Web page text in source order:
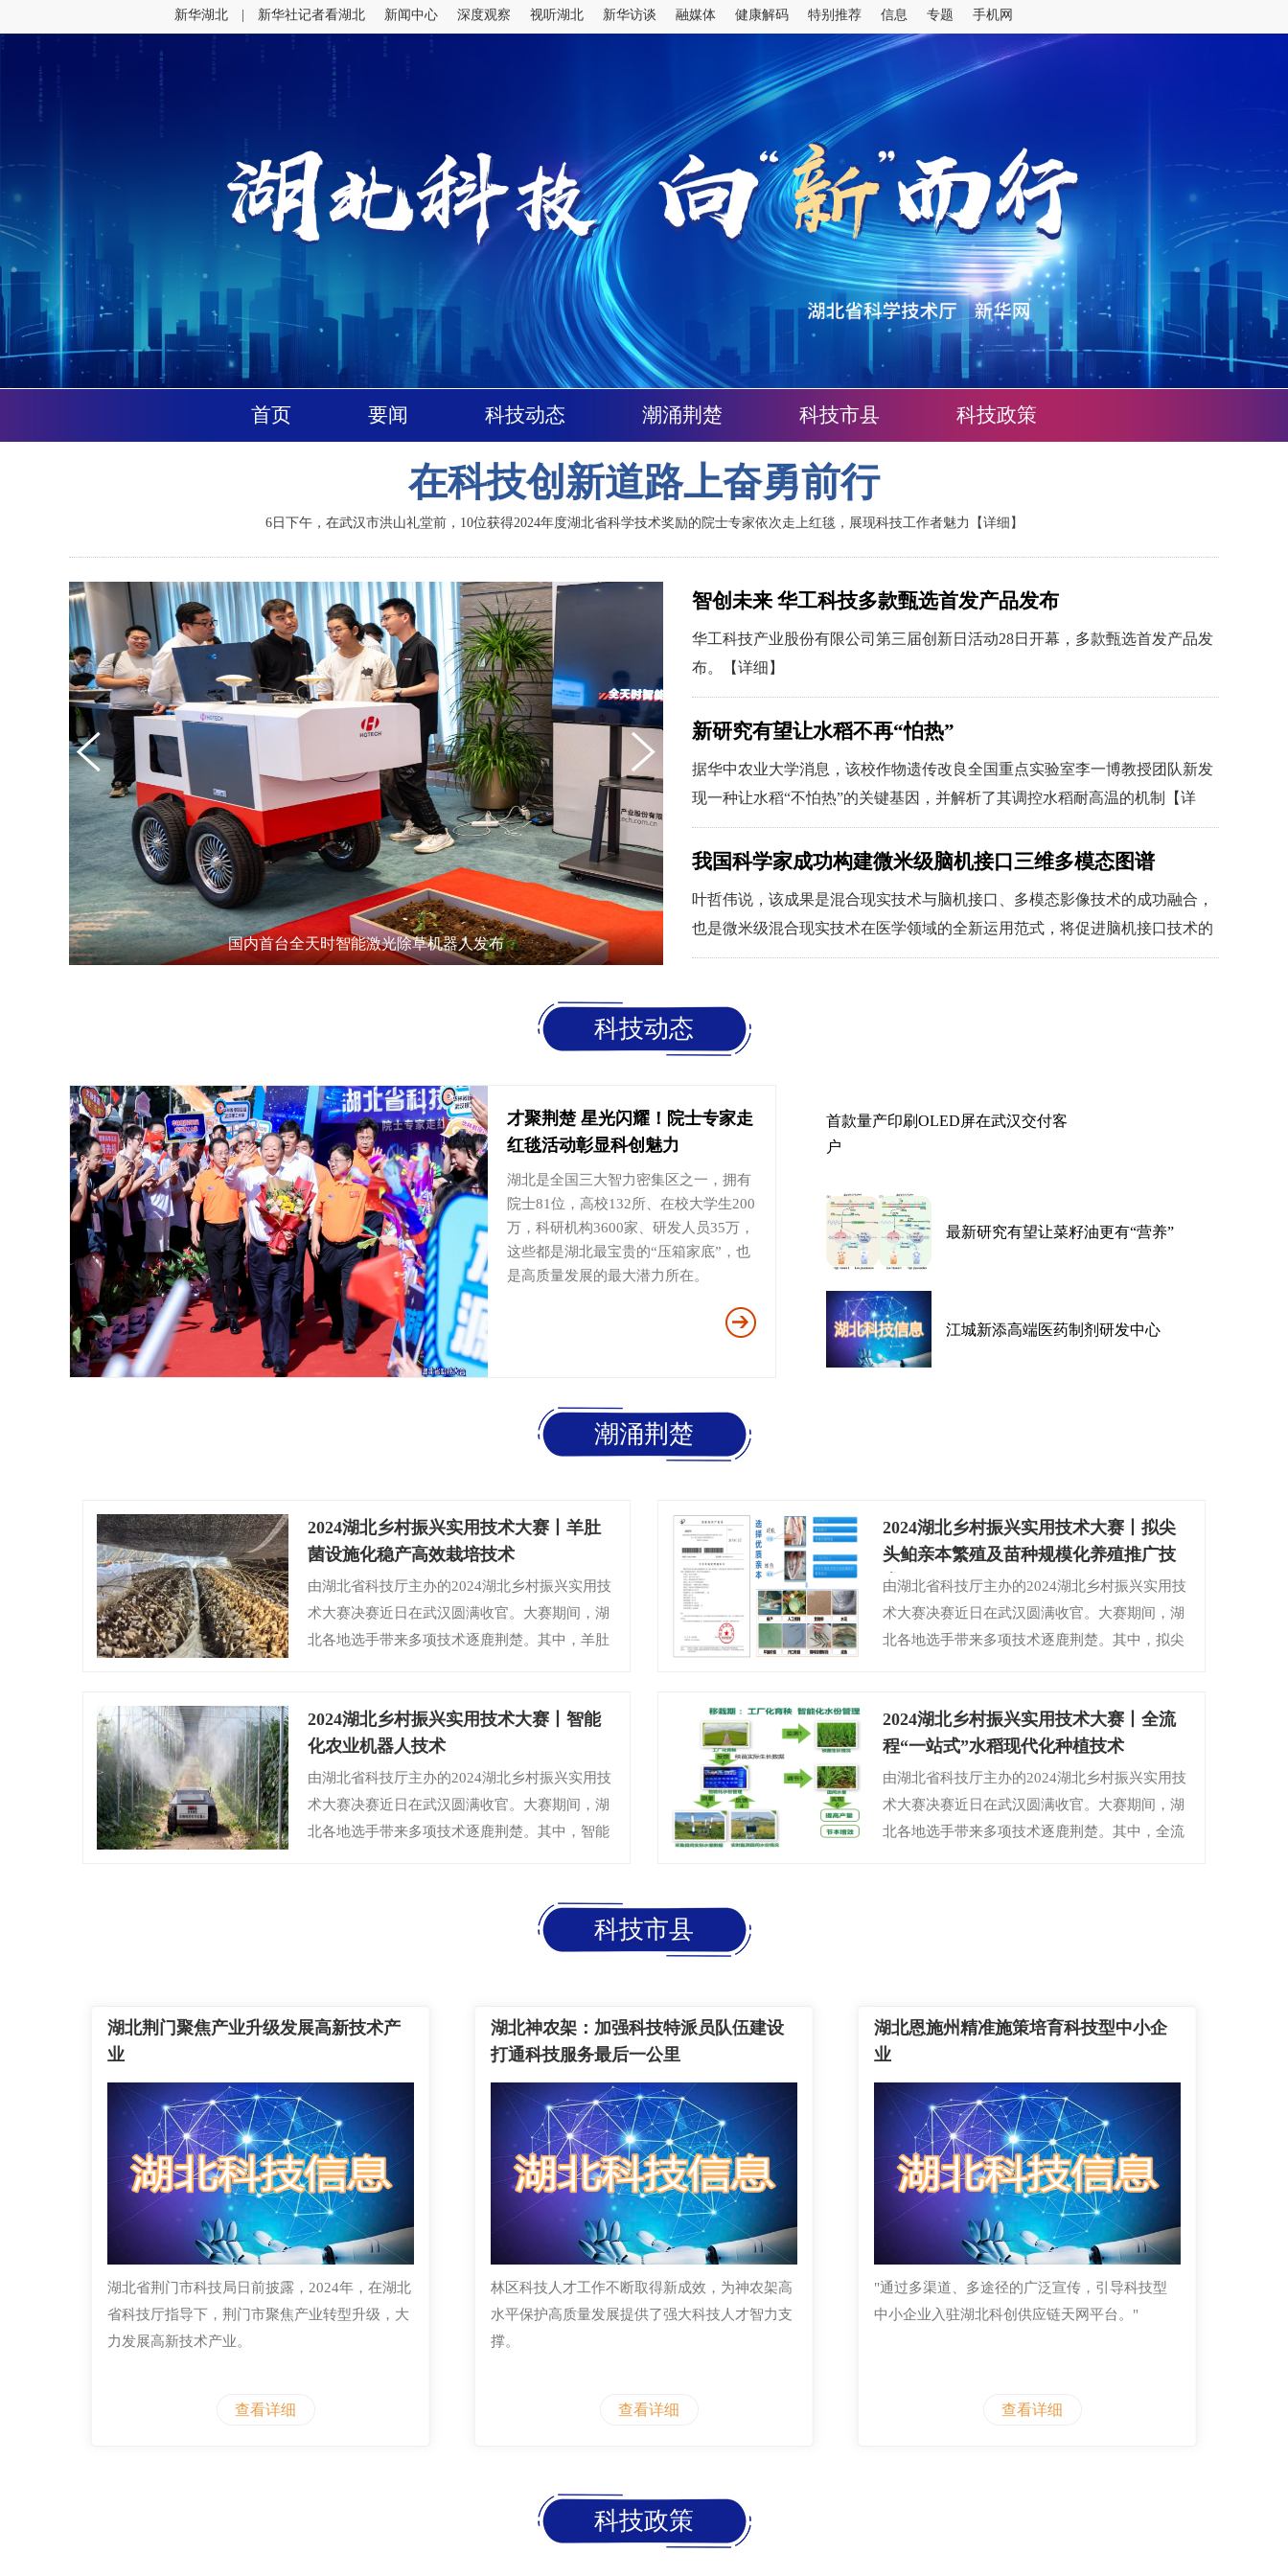
首页 要闻 科技动态 潮涌荆楚 科技市县 科技政策
在科技创新道路上奋勇前行
6日下午，在武汉市洪山礼堂前，10位获得2024年度湖北省科学技术奖励的院士专家依次走上红毯，展现科技工作者魅力 【详细】
国内首台全天时智能激光除草机器人发布
智创未来 华工科技多款甄选首发产品发布
华工科技产业股份有限公司第三届创新日活动28日开幕，多款甄选首发产品发
布。
【详细】
新研究有望让水稻不再“怕热”
据华中农业大学消息，该校作物遗传改良全国重点实验室李一博教授团队新发
现一种让水稻“不怕热”的关键基因，并解析了其调控水稻耐高温的机制
【详
细】
我国科学家成功构建微米级脑机接口三维多模态图谱
叶哲伟说，该成果是混合现实技术与脑机接口、多模态影像技术的成功融合，
也是微米级混合现实技术在医学领域的全新运用范式，将促进脑机接口技术的
深度研发和普及应用。【详细】
科技动态
才聚荆楚 星光闪耀！院士专家走
红毯活动彰显科创魅力
湖北是全国三大智力密集区之一，拥有
院士81位，高校132所、在校大学生200
万，科研机构3600家、研发人员35万，
这些都是湖北最宝贵的“压箱家底”，也
是高质量发展的最大潜力所在。
首款量产印刷OLED屏在武汉交付客
户
最新研究有望让菜籽油更有“营养”
江城新添高端医药制剂研发中心
潮涌荆楚
2024湖北乡村振兴实用技术大赛丨羊肚
菌设施化稳产高效栽培技术
由湖北省科技厅主办的2024湖北乡村振兴实用技
术大赛决赛近日在武汉圆满收官。大赛期间，湖
北各地选手带来多项技术逐鹿荆楚。其中，羊肚
2024湖北乡村振兴实用技术大赛丨拟尖
头鲌亲本繁殖及苗种规模化养殖推广技
术
由湖北省科技厅主办的2024湖北乡村振兴实用技
术大赛决赛近日在武汉圆满收官。大赛期间，湖
北各地选手带来多项技术逐鹿荆楚。其中，拟尖
2024湖北乡村振兴实用技术大赛丨智能
化农业机器人技术
由湖北省科技厅主办的2024湖北乡村振兴实用技
术大赛决赛近日在武汉圆满收官。大赛期间，湖
北各地选手带来多项技术逐鹿荆楚。其中，智能
2024湖北乡村振兴实用技术大赛丨全流
程“一站式”水稻现代化种植技术
由湖北省科技厅主办的2024湖北乡村振兴实用技
术大赛决赛近日在武汉圆满收官。大赛期间，湖
北各地选手带来多项技术逐鹿荆楚。其中，全流
科技市县
湖北荆门聚焦产业升级发展高新技术产
业
湖北省荆门市科技局日前披露，2024年，在湖北
省科技厅指导下，荆门市聚焦产业转型升级，大
力发展高新技术产业。
查看详细
湖北神农架：加强科技特派员队伍建设
打通科技服务最后一公里
林区科技人才工作不断取得新成效，为神农架高
水平保护高质量发展提供了强大科技人才智力支
撑。
查看详细
湖北恩施州精准施策培育科技型中小企
业
"通过多渠道、多途径的广泛宣传，引导科技型
中小企业入驻湖北科创供应链天网平台。"
查看详细
科技政策